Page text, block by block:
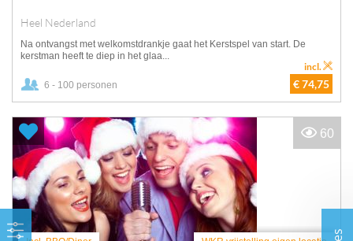
Heel Nederland
Na ontvangst met welkomstdrankje gaat het Kerstspel van start. De
kerstman heeft te diep in het glaa...
6 - 100 personen € 74,75
incl.
60